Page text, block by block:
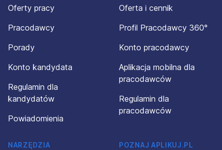
Oferty pracy
Pracodawcy
Porady
Konto kandydata
Regulamin dla
kandydatów
Powiadomienia
Oferta i cennik
Profil Pracodawcy 360°
Konto pracodawcy
Aplikacja mobilna dla
pracodawców
Regulamin dla
pracodawców
NARZĘDZIA
POZNAJ APLIKUJ.PL